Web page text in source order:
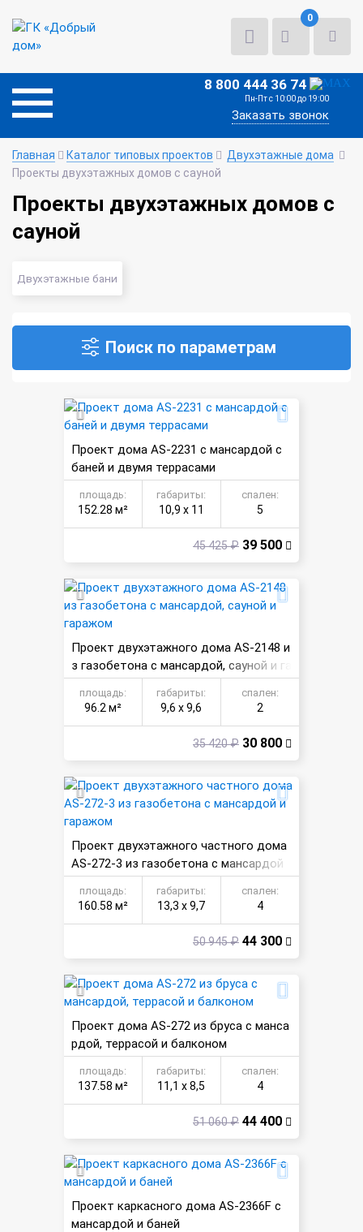
0
8 800 444 36 74
Пн-Пт с 10:00 до 19:00
Заказать звонок
Главная Каталог типовых проектов
Двухэтажные дома
Проекты двухэтажных домов с сауной
Проекты двухэтажных домов с
сауной
Двухэтажные бани
Поиск по параметрам
Проект дома AS-2231 с мансардой с
баней и двумя террасами
площадь:
152.28 м²
габариты:
10,9 х 11
спален:
5
45 425 ₽ 39 500
Проект двухэтажного дома AS-2148 и
з газобетона с мансардой, сауной и га
ражом
площадь:
96.2 м²
габариты:
9,6 х 9,6
спален:
2
35 420 ₽ 30 800
Проект двухэтажного частного дома
AS-272-3 из газобетона с мансардой
и гаражом
площадь:
160.58 м²
габариты:
13,3 х 9,7
спален:
4
50 945 ₽ 44 300
Проект дома AS-272 из бруса с манса
рдой, террасой и балконом
площадь:
137.58 м²
габариты:
11,1 х 8,5
спален:
4
51 060 ₽ 44 400
Проект каркасного дома AS-2366F с
мансардой и баней